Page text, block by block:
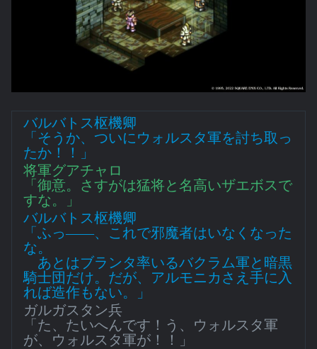
バルバトス枢機卿
「そうか、ついにウォルスタ軍を討ち取っ
たか！！」
将軍グアチャロ
「御意。さすがは猛将と名高いザエボスで
すな。」
バルバトス枢機卿
「ふっ――、これで邪魔者はいなくなった
な。
あとはブランタ率いるバクラム軍と暗黒
騎士団だけ。だが、アルモニカさえ手に入
れば造作もない。」
ガルガスタン兵
「た、たいへんです！う、ウォルスタ軍
が、ウォルスタ軍が！！」